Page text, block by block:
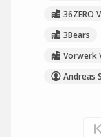
36ZERO
3Bears
Vorwerk
Andreas